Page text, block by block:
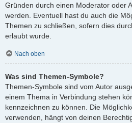
Gründen durch einen Moderator oder
werden. Eventuell hast du auch die
Themen zu schließen, sofern dies
erlaubt wurde.
Nach oben
Was sind Themen-Symbole?
Themen-Symbole sind vom Autor
einem Thema in Verbindung stehen
kennzeichnen zu können. Die
verwenden, hängt von deinen